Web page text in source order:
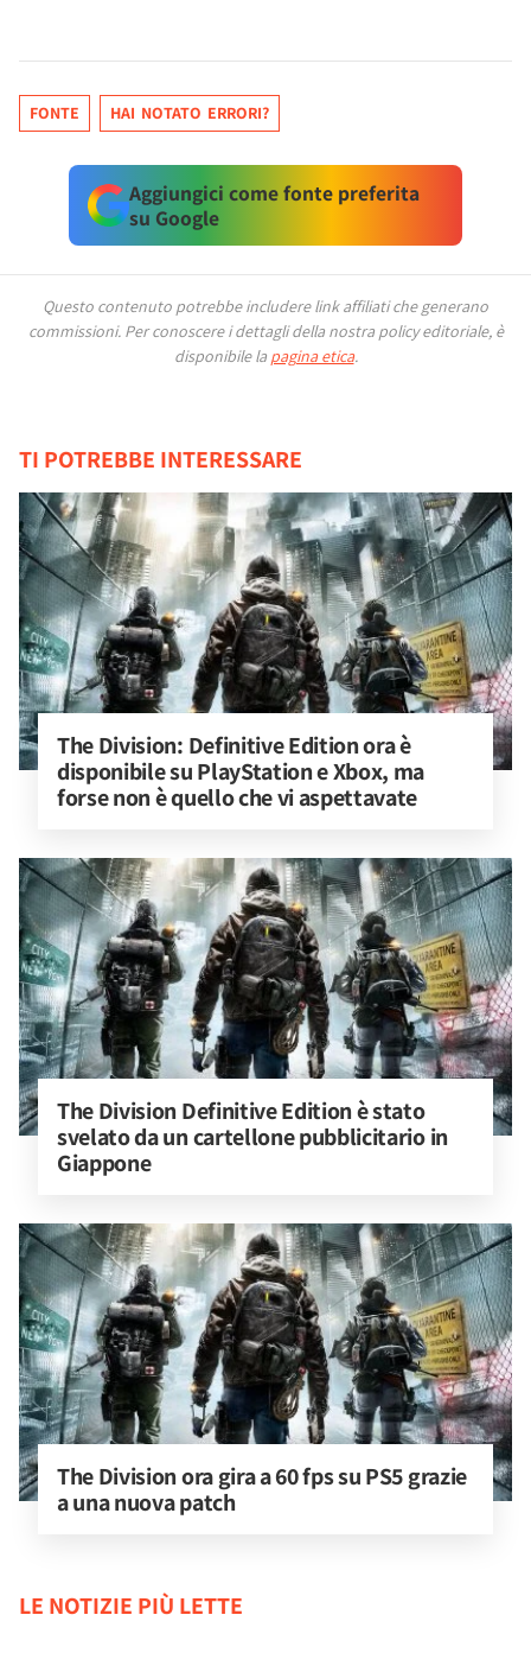
FONTE HAI NOTATO ERRORI?
Aggiungici come fonte preferita
su Google
Questo contenuto potrebbe includere link affiliati che generano
commissioni. Per conoscere i dettagli della nostra policy editoriale, è
disponibile la pagina etica.
TI POTREBBE INTERESSARE
The Division: Definitive Edition ora è
disponibile su PlayStation e Xbox, ma
forse non è quello che vi aspettavate
The Division Definitive Edition è stato
svelato da un cartellone pubblicitario in
Giappone
The Division ora gira a 60 fps su PS5 grazie
a una nuova patch
LE NOTIZIE PIÙ LETTE